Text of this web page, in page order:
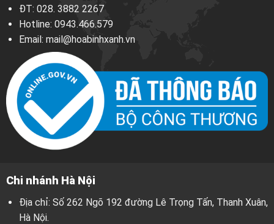
ĐT: 028. 3882 2267
Hotline: 0943.466.579
Email: mail@hoabinhxanh.vn
Chi nhánh Hà Nội
Địa chỉ: Số 262 Ngõ 192 đường Lê Trọng Tấn, Thanh Xuân,
Hà Nội.